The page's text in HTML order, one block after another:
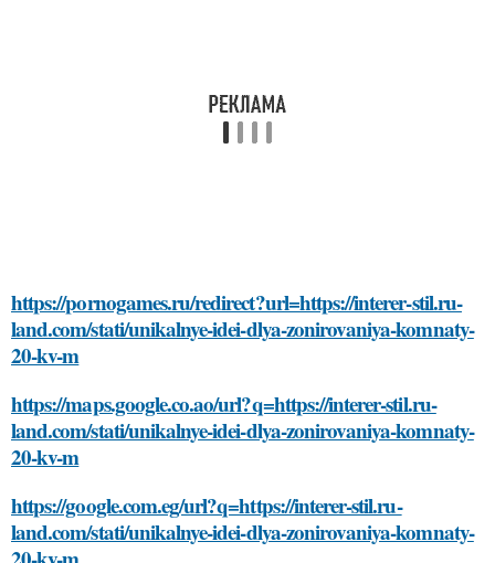
https://pornogames.ru/redirect?url=https://interer-stil.ru-
land.com/stati/unikalnye-idei-dlya-zonirovaniya-komnaty-
20-kv-m
https://maps.google.co.ao/url?q=https://interer-stil.ru-
land.com/stati/unikalnye-idei-dlya-zonirovaniya-komnaty-
20-kv-m
https://google.com.eg/url?q=https://interer-stil.ru-
land.com/stati/unikalnye-idei-dlya-zonirovaniya-komnaty-